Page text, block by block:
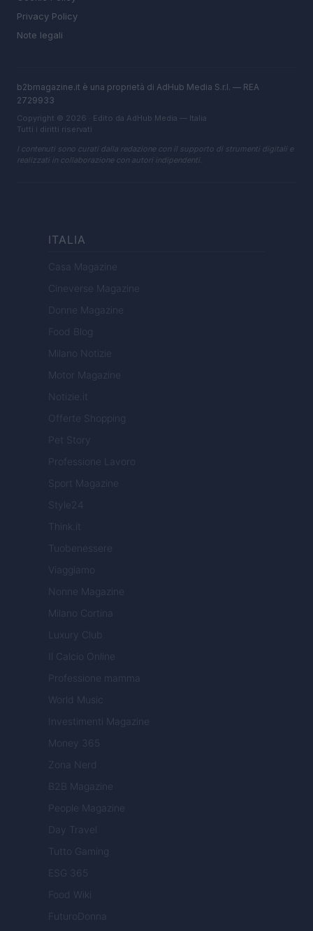
Privacy Policy
Note legali
b2bmagazine.it è una proprietà di AdHub Media S.r.l. — REA
2729933
Copyright © 2026 · Edito da AdHub Media — Italia
Tutti i diritti riservati
I contenuti sono curati dalla redazione con il supporto di strumenti digitali e
realizzati in collaborazione con autori indipendenti.
ITALIA
Casa Magazine
Cineverse Magazine
Donne Magazine
Food Blog
Milano Notizie
Motor Magazine
Notizie.it
Offerte Shopping
Pet Story
Professione Lavoro
Sport Magazine
Style24
Think.it
Tuobenessere
Viaggiamo
Nonne Magazine
Milano Cortina
Luxury Club
Il Calcio Online
Professione mamma
World Music
Investimenti Magazine
Money 365
Zona Nerd
B2B Magazine
People Magazine
Day Travel
Tutto Gaming
ESG 365
Food Wiki
FuturoDonna